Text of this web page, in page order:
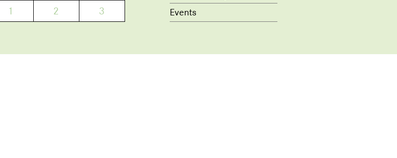
1 2 3
Events